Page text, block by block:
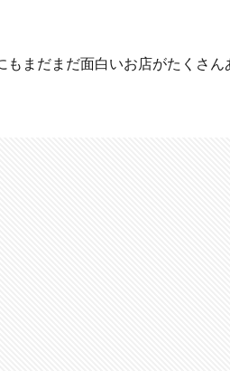
もまだまだ面白いお店がたくさん